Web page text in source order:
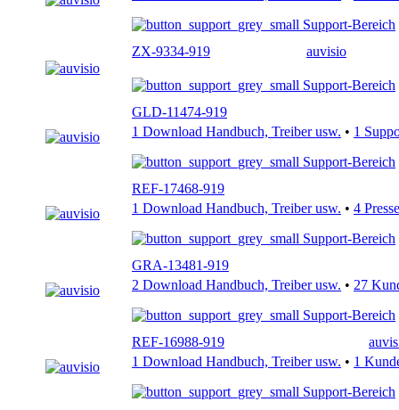
Support-Bereich
ZX-9334-919
auvisio
Support-Bereich
GLD-11474-919
1 Download Handbuch, Treiber usw. • 1
Support-Bereich
REF-17468-919
1 Download Handbuch, Treiber usw. • 4
Support-Bereich
GRA-13481-919
2 Download Handbuch, Treiber usw. • 27
Support-Bereich
REF-16988-919
1 Download Handbuch, Treiber usw. • 1
Support-Bereich